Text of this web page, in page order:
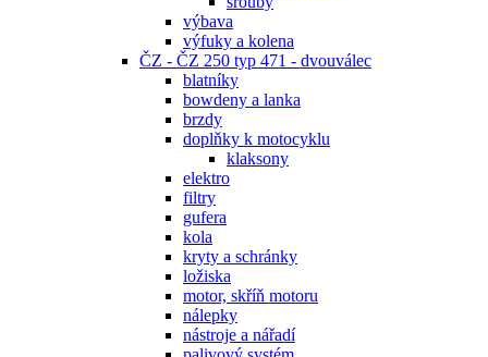
výbava
výfuky a kolena
ČZ - ČZ 250 typ 471 - dvouválec
blatníky
bowdeny a lanka
brzdy
doplňky k motocyklu
klaksony
elektro
filtry
gufera
kola
kryty a schránky
ložiska
motor, skříň motoru
nálepky
nástroje a nářadí